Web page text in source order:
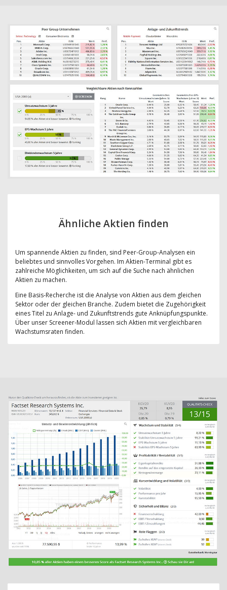
Ähnliche Aktien finden
Um spannende Aktien zu finden, sind Peer-Group-Analysen ein
beliebtes und sinnvolles Vorgehen. Im Aktien-Terminal gibt es
zahlreiche Möglichkeiten, um sich auf die Suche nach ähnlichen
Aktien zu machen.
Eine Basis-Recherche ist die Analyse von Aktien aus dem gleichen
Sektor oder der gleichen Branche. Zudem bietet die Zugehörigkeit
eines Titel zu Anlage- und Zukunftstrends gute Anknüpfungspunkte.
Über unser Screener-Modul lassen sich Aktien mit vergleichbaren
Wachstumsraten finden.